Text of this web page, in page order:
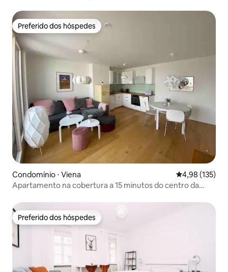
Preferido dos hóspedes
Preferido dos hóspedes
Condomínio ⋅ Viena 4,98 de uma
4,98 (135)
Apartamento na cobertura a 15 minutos do centro da
Preferido dos hóspedes
Preferido dos hóspedes